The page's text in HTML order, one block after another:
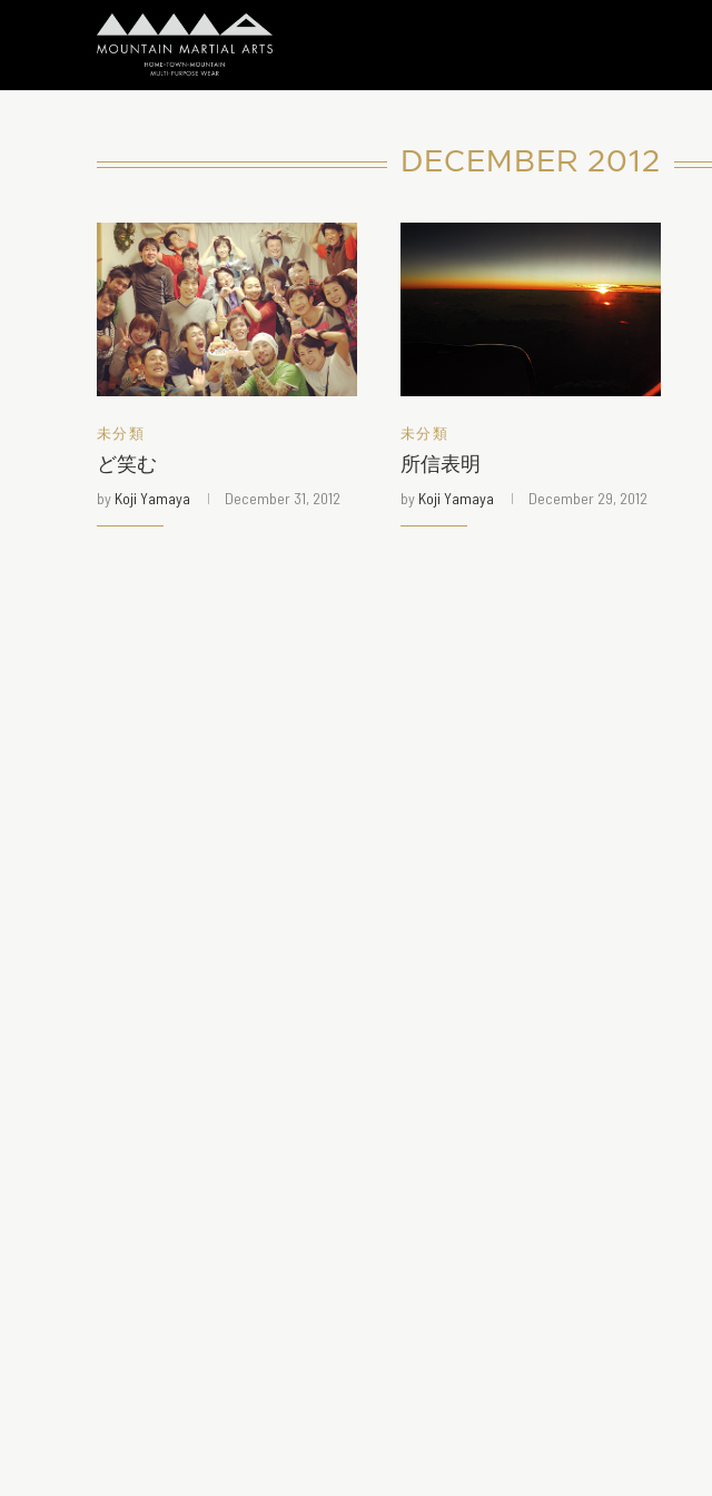
DECEMBER 2012
未分類
ど笑む
by Koji Yamaya December 31, 2012
未分類
所信表明
by Koji Yamaya December 29, 2012